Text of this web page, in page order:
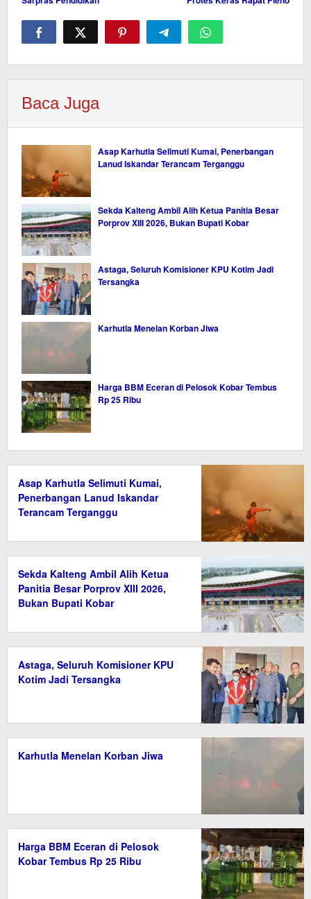
Baca Juga
Asap Karhutla Selimuti Kumai, Penerbangan
Lanud Iskandar Terancam Terganggu
Sekda Kalteng Ambil Alih Ketua Panitia Besar
Porprov XIII 2026, Bukan Bupati Kobar
Astaga, Seluruh Komisioner KPU Kotim Jadi
Tersangka
Karhutla Menelan Korban Jiwa
Harga BBM Eceran di Pelosok Kobar Tembus
Rp 25 Ribu
Asap Karhutla Selimuti Kumai,
Penerbangan Lanud Iskandar
Terancam Terganggu
Sekda Kalteng Ambil Alih Ketua
Panitia Besar Porprov XIII 2026,
Bukan Bupati Kobar
Astaga, Seluruh Komisioner KPU
Kotim Jadi Tersangka
Karhutla Menelan Korban Jiwa
Harga BBM Eceran di Pelosok
Kobar Tembus Rp 25 Ribu